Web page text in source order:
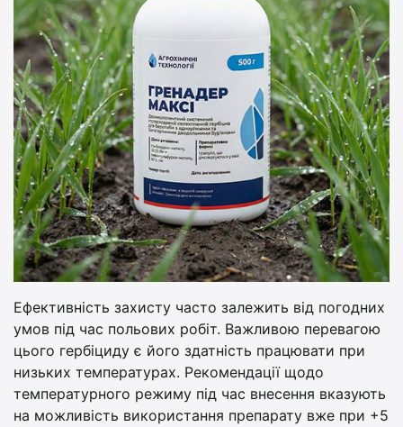
Ефективність захисту часто залежить від погодних
умов під час польових робіт. Важливою перевагою
цього гербіциду є його здатність працювати при
низьких температурах. Рекомендації щодо
температурного режиму під час внесення вказують
на можливість використання препарату вже при +5